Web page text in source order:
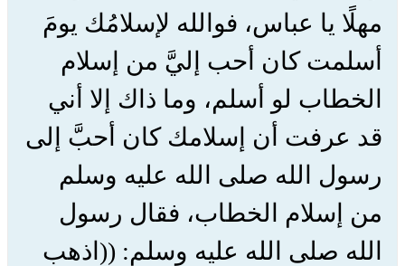
مهلًا يا عباس، فوالله لإسلامُك يومَ
أسلمت كان أحب إليَّ من إسلام
الخطاب لو أسلم، وما ذاك إلا أني
قد عرفت أن إسلامك كان أحبَّ إلى
رسول الله صلى الله عليه وسلم
من إسلام الخطاب، فقال رسول
الله صلى الله عليه وسلم: ((اذهب